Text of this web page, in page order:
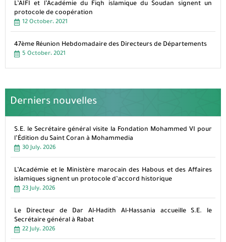
L’AIFI et l’Académie du Fiqh islamique du Soudan signent un
protocole de coopération
12 October، 2021
47ème Réunion Hebdomadaire des Directeurs de Départements
5 October، 2021
Derniers nouvelles
S.E. le Secrétaire général visite la Fondation Mohammed VI pour
l’Édition du Saint Coran à Mohammedia
30 July، 2026
L’Académie et le Ministère marocain des Habous et des Affaires
islamiques signent un protocole d’accord historique
23 July، 2026
Le Directeur de Dar Al-Hadith Al-Hassania accueille S.E. le
Secrétaire général à Rabat
22 July، 2026